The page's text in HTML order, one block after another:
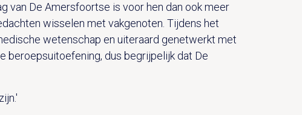
van De Amersfoortse is voor hen dan ook meer
wisselen met vakgenoten. Tijdens het
wetenschap en uiteraard genetwerkt met
beroepsuitoefening, dus begrijpelijk dat De